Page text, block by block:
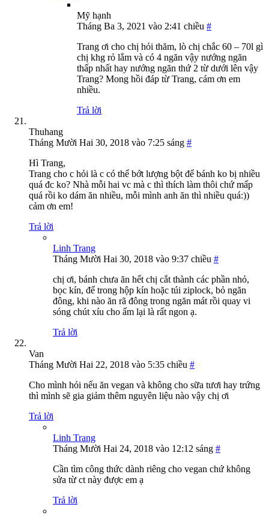
Mỹ hạnh
Tháng Ba 3, 2021 vào 2:41 chiều #
Trang ơi cho chị hỏi thăm, lò chị chắc 60 – 70l gì
chị khg rỏ lắm và có 4 ngăn vậy nướng ngăn
thấp nhất hay nướng ngăn thứ 2 từ dưới lên vậy
Trang? Mong hồi đáp từ Trang, cám ơn em
nhiều.
Trả lời
Thuhang
Tháng Mười Hai 30, 2018 vào 7:25 sáng #
Hì Trang,
Trang cho c hỏi là c có thể bớt lượng bột để bánh ko bị nhiều
quá đc ko? Nhà mỗi hai vc mà c thì thích làm thôi chứ mấp
quá rồi ko dám ăn nhiều, mỗi mình anh ăn thì nhiều quá:))
cảm ơn em!
Trả lời
Linh Trang
Tháng Mười Hai 30, 2018 vào 9:37 chiều #
chị ơi, bánh chưa ăn hết chị cắt thành các phần nhỏ,
bọc kín, để trong hộp kín hoặc túi ziplock, bỏ ngăn
đông, khi nào ăn rã đông trong ngăn mát rồi quay vi
sóng chút xíu cho ấm lại là rất ngon ạ.
Trả lời
Van
Tháng Mười Hai 22, 2018 vào 5:35 chiều #
Cho mình hỏi nếu ăn vegan và không cho sữa tươi hay trứng
thì mình sẽ gia giảm thêm nguyên liệu nào vậy chị ơi
Trả lời
Linh Trang
Tháng Mười Hai 24, 2018 vào 12:12 sáng #
Cần tìm công thức dành riêng cho vegan chứ không
sửa từ ct này được em ạ
Trả lời